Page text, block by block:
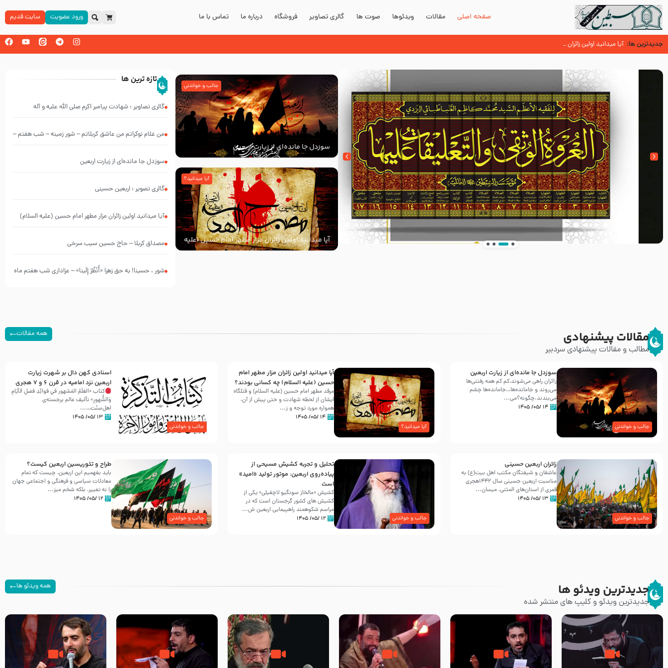
صفحه اصلی مقالات ویدئوها صوت ها گالری تصاویر فروشگاه درباره ما تماس با ما ورود عضویت سایت قدیم
جدیدترین ها: آیا میدانید اولین زائران مزار مطهر امام حسین (علیه السلام) چه کسانی
اسنادی کهن دال بر شهرت زیارت اربعین نزد امامیه در قرن ۶ و ۷ هجری
زائران اربعین حسینی
سوزدل جا مانده‌ای از زیارت اربعین
جالب و خواندنی
آیا میدانید اولین زائران مزار مطهر امام حسین (علیه
السلام) چه کسانی بودند؟
آیا میدانید؟
تازه ترین ها
گالری تصاویر : شهادت پیامبر اکرم صلی الله علیه و آله
من غلام نوکراتم من عاشق کربلاتم – شور زمینه – شب هفتم –
سوزدل جا مانده‌ای از زیارت اربعین
گالری تصویر : اربعین حسینی
آیا میدانید اولین زائران مزار مطهر امام حسین (علیه السلام)
مصداق کربلا – حاج حسین سیب سرخی
شور ، حسینا! به‌ حق زهرا «أُنْظُرْ إِلَینا» – عزاداری شب هفتم ماه
مقالات پیشنهادی
مطالب و مقالات پیشنهادی سردبیر
همه مقالات
جالب و خواندنی
سوزدل جا مانده‌ای از زیارت اربعین
زائران راهی می‌شوند،کم‌ کم همه رفتنی‌ها
می‌روند و جامانده‌ها…جامانده‌ها چشم
می‌بندند.چگونه؟می‌...
۱۴ /۰۵/ ۱۴۰۵
آیا میدانید؟
آیا میدانید اولین زائران مزار مطهر امام
حسین (علیه السلام) چه کسانی بودند؟
مرقد مطهر امام حسین (علیه السلام) و قتلگاه
ایشان از لحظه شهادت و حتی پیش از آن،
همواره مورد توجه و ز...
۱۴ /۰۵/ ۱۴۰۵
جالب و خواندنی
اسنادی کهن دال بر شهرت زیارت
اربعین نزد امامیه در قرن ۶ و ۷ هجری
کتاب «العَلَمُ المَشهور في فَوائِدِ فَضلِ الأيّامِ
وَالشُّهورِ» تألیف عالم برجسته‌ی
اهل‌سنّت…...
۱۳ /۰۵/ ۱۴۰۵
جالب و خواندنی
زائران اربعین حسینی
عاشقان و شیفتگان مکتب اهل بیت(ع) به
مناسبت اربعین حسینی سال ۱۴۴۲هجری
قمری از استان‌های المثنی، میسان...
۱۳ /۰۵/ ۱۴۰۵
جالب و خواندنی
تحلیل و تجربه کشیش مسیحی از
پیاده‌روی اربعین: موتور تولید «امید»
است
کشیش «مالخاز سونگیو لاچفیلی» یکی از
کشیش های کشور گرجستان است که در
مراسم شکوهمند راهپیمایی اربعین ش...
۱۲ /۰۵/ ۱۴۰۵ جالب و خواندنی
طراح و تئوریسین اربعین کیست؟
باید بفهمیم این اربعین، چیست که تمام
معادلات سیاسی و فرهنگی و اجتماعی جهان
را نه تغییر، بلکه شخم میز...
۱۲ /۰۵/ ۱۴۰۵
جدیدترین ویدئو ها
جدیدترین ویدئو و کلیپ های منتشر شده
همه ویدئو ها